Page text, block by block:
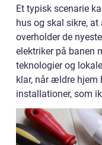
Et typisk scenarie
hus og skal sikre,
overholder de
elektriker på banen
teknologier og
klar, når ældre hjem
installationer, som